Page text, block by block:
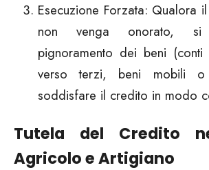
Esecuzione Forzata: Qualora
non venga onorato,
pignoramento dei beni
verso terzi, beni mobili o
soddisfare il credito in modo
Tutela del Credito
Agricolo e Artigiano